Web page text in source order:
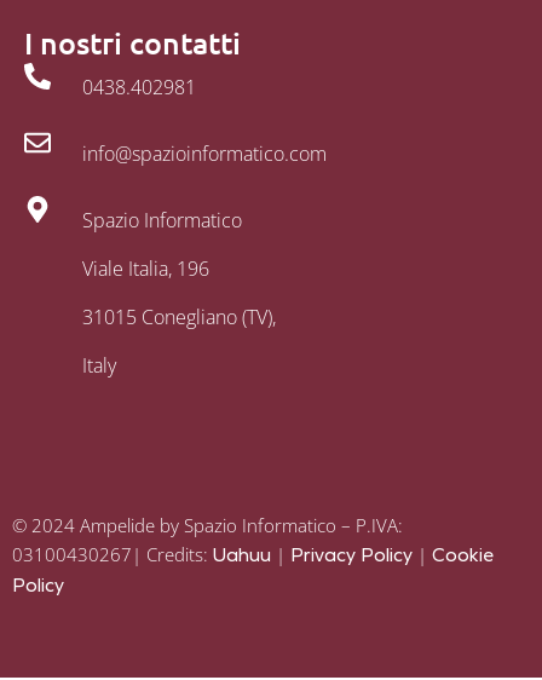
I nostri contatti
0438.402981
info@spazioinformatico.com
Spazio Informatico
Viale Italia, 196
31015 Conegliano (TV),
Italy
© 2024 Ampelide by Spazio Informatico – P.IVA:
03100430267| Credits: Uahuu | Privacy Policy | Cookie
Policy